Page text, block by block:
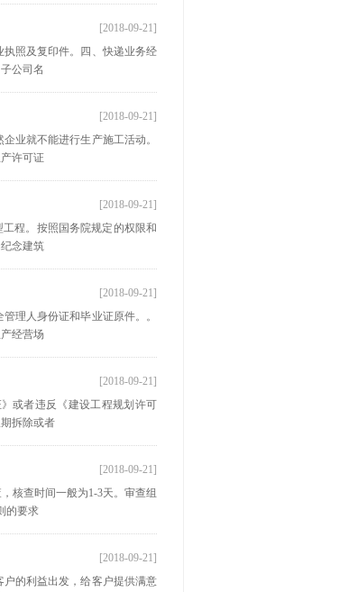
[2018-09-21]
照及复印件。四、快递业务经
公司名
[2018-09-21]
业就不能进行生产施工活动。
许可证
[2018-09-21]
程。按照国务院规定的权限和
念建筑
[2018-09-21]
理人身份证和毕业证原件。。
经营场
[2018-09-21]
或者违反《建设工程规划许可
拆除或者
[2018-09-21]
核查时间一般为1-3天。审查组
的要求
[2018-09-21]
的利益出发，给客户提供满意